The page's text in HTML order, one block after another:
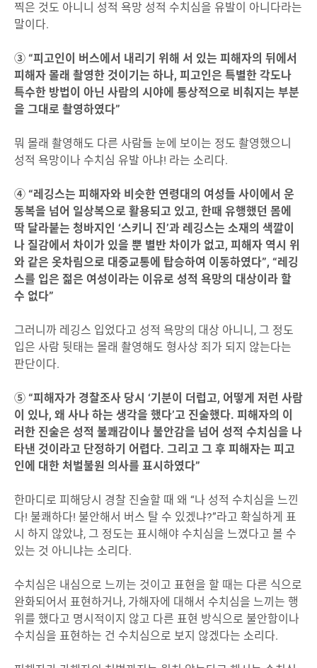
찍은 것도 아니니 성적 욕망 성적 수치심을 유발이 아니다라는
말이다.
③ “피고인이 버스에서 내리기 위해 서 있는 피해자의 뒤에서
피해자 몰래 촬영한 것이기는 하나, 피고인은 특별한 각도나
특수한 방법이 아닌 사람의 시야에 통상적으로 비춰지는 부분
을 그대로 촬영하였다”
뭐 몰래 촬영해도 다른 사람들 눈에 보이는 정도 촬영했으니
성적 욕망이나 수치심 유발 아냐! 라는 소리다.
④ “레깅스는 피해자와 비슷한 연령대의 여성들 사이에서 운
동복을 넘어 일상복으로 활용되고 있고, 한때 유행했던 몸에
딱 달라붙는 청바지인 ‘스키니 진’과 레깅스는 소재의 색깔이
나 질감에서 차이가 있을 뿐 별반 차이가 없고, 피해자 역시 위
와 같은 옷차림으로 대중교통에 탑승하여 이동하였다”, “레깅
스를 입은 젊은 여성이라는 이유로 성적 욕망의 대상이라 할
수 없다”
그러니까 레깅스 입었다고 성적 욕망의 대상 아니니, 그 정도
입은 사람 뒷태는 몰래 촬영해도 형사상 죄가 되지 않는다는
판단이다.
⑤ “피해자가 경찰조사 당시 ‘기분이 더럽고, 어떻게 저런 사람
이 있나, 왜 사나 하는 생각을 했다’고 진술했다. 피해자의 이
러한 진술은 성적 불쾌감이나 불안감을 넘어 성적 수치심을 나
타낸 것이라고 단정하기 어렵다. 그리고 그 후 피해자는 피고
인에 대한 처벌불원 의사를 표시하였다”
한마디로 피해당시 경찰 진술할 때 왜 “나 성적 수치심을 느낀
다! 불쾌하다! 불안해서 버스 탈 수 있겠냐?”라고 확실하게 표
시 하지 않았냐, 그 정도는 표시해야 수치심을 느꼈다고 볼 수
있는 것 아니냐는 소리다.
수치심은 내심으로 느끼는 것이고 표현을 할 때는 다른 식으로
완화되어서 표현하거나, 가해자에 대해서 수치심을 느끼는 행
위를 했다고 명시적이지 않고 다른 표현 방식으로 불안함이나
수치심을 표현하는 건 수치심으로 보지 않겠다는 소리다.